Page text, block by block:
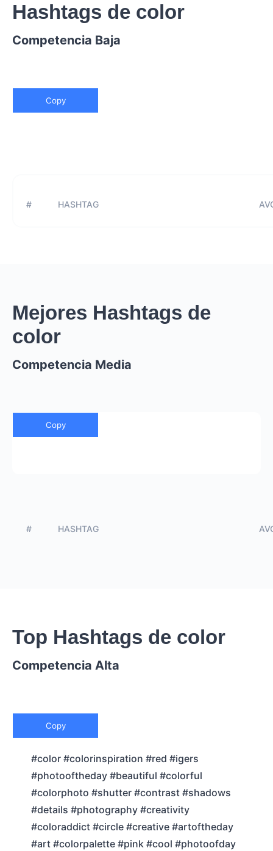
Hashtags de color
Competencia Baja
Copy
# HASHTAG
Mejores Hashtags de
color
Competencia Media
Copy
# HASHTAG
Top Hashtags de color
Competencia Alta
Copy
#color #colorinspiration #red #igers
#photooftheday #beautiful #colorful
#colorphoto #shutter #contrast #shadows
#details #photography #creativity
#coloraddict #circle #creative #artoftheday
#art #colorpalette #pink #cool #photoofday